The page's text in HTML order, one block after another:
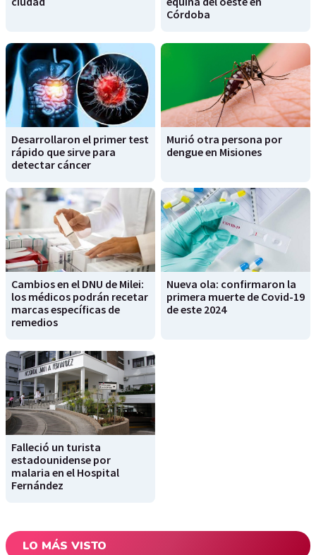
Córdoba
Desarrollaron el primer test
rápido que sirve para
detectar cáncer
Murió otra persona por
dengue en Misiones
Cambios en el DNU de Milei:
los médicos podrán recetar
marcas específicas de
remedios
Nueva ola: confirmaron la
primera muerte de Covid-19
de este 2024
Falleció un turista
estadounidense por
malaria en el Hospital
Fernández
LO MÁS VISTO